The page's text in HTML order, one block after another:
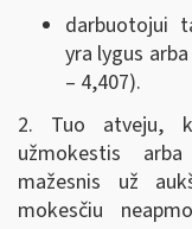
darbuotojui
yra lygus
– 4,407).
2. Tuo atveju,
užmokestis
mažesnis už
mokesčiu